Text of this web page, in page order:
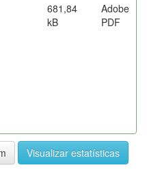
681,84
kB
Adobe
PDF
Visualizar estatísticas